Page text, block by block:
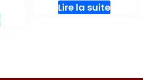
Lire la suite